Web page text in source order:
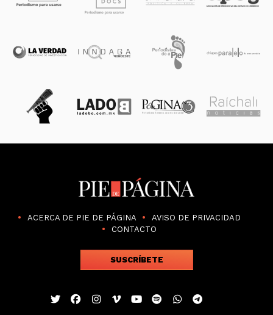
ACERCA DE PIE DE PÁGINA
AVISO DE PRIVACIDAD
CONTACTO
SUSCRÍBETE